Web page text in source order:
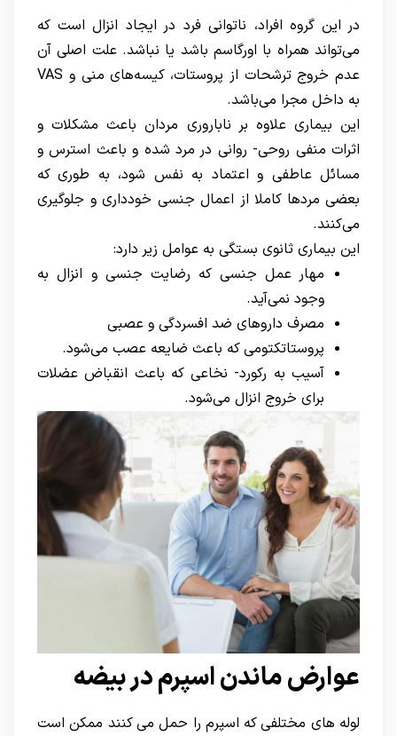
در این گروه افراد، ناتوانی فرد در ایجاد انزال است که
می‌تواند همراه با اورگاسم باشد یا نباشد. علت اصلی آن
عدم خروج ترشحات از پروستات، کیسه‌های منی و VAS
به داخل مجرا می‌باشد.
این بیماری علاوه بر ناباروری مردانباعث مشکلات و
اثرات منفی روحی- روانی در مرد شده و باعث استرس و
مسائل عاطفی و اعتماد به نفس شود، به طوری که
بعضی مردها کاملا از اعمال جنسی خودداری و جلوگیری
می‌کنند.
این بیماری ثانوی بستگی به عوامل زیر دارد:
مهار عمل جنسی که رضایت جنسی و انزال به
وجود نمی‌آید.
مصرف داروهای ضد افسردگی و عصبی
پروستاتکتومی که باعث ضایعه عصب می‌شود.
آسیب به رکورد- نخاعی که باعث انقباض عضلات
برای خروج انزال می‌شود.
عوارض ماندن اسپرم در بیضه
لوله های مختلفی که اسپرم را حمل می کنند ممکن است